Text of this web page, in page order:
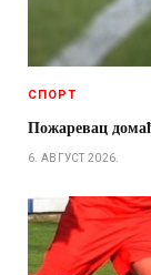
СПОРТ
Пожаревац
6. АВГУСТ 2026.